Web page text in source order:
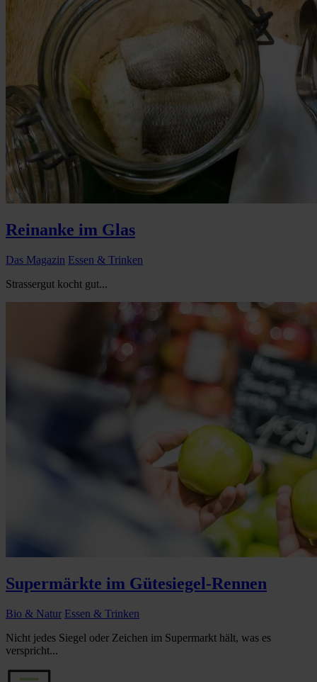
Reinanke im Glas
Das Magazin Essen & Trinken
Strassergut kocht gut...
Supermärkte im Gütesiegel-Rennen
Bio & Natur Essen & Trinken
Nicht jedes Siegel oder Zeichen im Supermarkt hält, was es
verspricht...